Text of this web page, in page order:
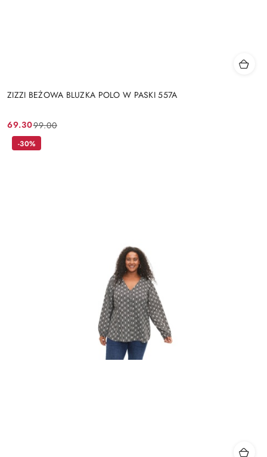
ZIZZI BEŻOWA BLUZKA POLO W PASKI 557A
Cena
promocyjna:
69.30
Cena
przed
99.00
-30%